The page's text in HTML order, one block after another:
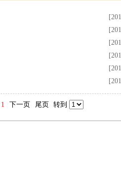
1 下一页 尾页 转到